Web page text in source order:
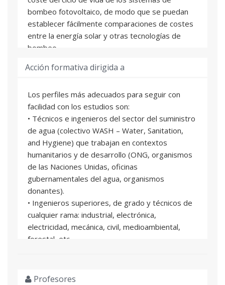
bombeo fotovoltaico, de modo que se puedan
establecer fácilmente comparaciones de costes
entre la energía solar y otras tecnologías de
bombeo.
Resultados de aprendizaje
- Planificar, diseñar, implementar, operar y
mantener sistemas de bombeo de agua
fotovoltaicos.
- Realizar un análisis económico del coste del
ciclo de vida de los sistemas de bombeo
fotovoltaico.
- Comparar costes entre la energía solar y otras
tecnologías de bombeo.
Acción formativa dirigida a
Los perfiles más adecuados para seguir con
facilidad con los estudios son:
• Técnicos e ingenieros del sector del suministro
de agua (colectivo WASH – Water, Sanitation,
and Hygiene) que trabajan en contextos
humanitarios y de desarrollo (ONG, organismos
de las Naciones Unidas, oficinas
gubernamentales del agua, organismos
donantes).
• Ingenieros superiores, de grado y técnicos de
cualquier rama: industrial, electrónica,
electricidad, mecánica, civil, medioambiental,
forestal, etc.
• Alumnos de ciclos formativos y formación
Profesores